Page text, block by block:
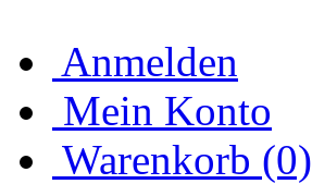
Anmelden
Mein Konto
Warenkorb (0)